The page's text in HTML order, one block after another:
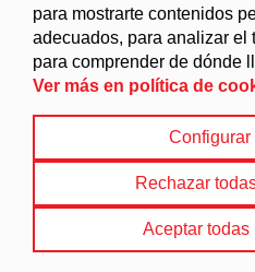
para mostrarte contenidos
adecuados, para analizar el
para comprender de dónde
Ver más en política de
Rechazar
Aceptar
Entidades y
© 2022 Ayuntamiento
Política de